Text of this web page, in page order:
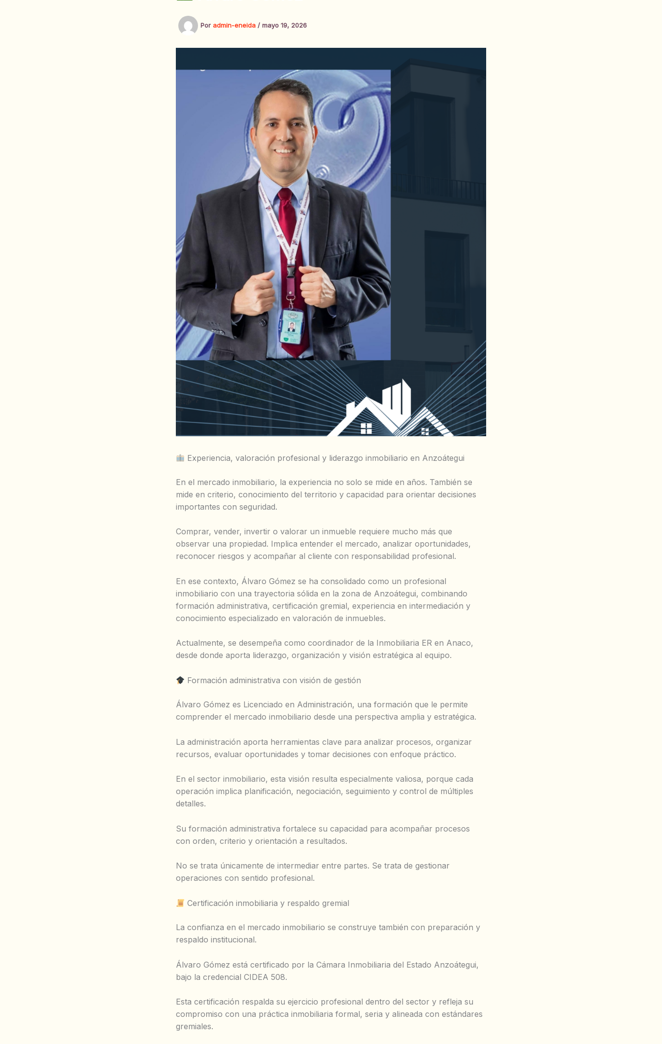
Por admin-eneida / mayo 19, 2026
Experiencia, valoración profesional y liderazgo inmobiliario en Anzoátegui
En el mercado inmobiliario, la experiencia no solo se mide en años. También se
mide en criterio, conocimiento del territorio y capacidad para orientar decisiones
importantes con seguridad.
Comprar, vender, invertir o valorar un inmueble requiere mucho más que
observar una propiedad. Implica entender el mercado, analizar oportunidades,
reconocer riesgos y acompañar al cliente con responsabilidad profesional.
En ese contexto, Álvaro Gómez se ha consolidado como un profesional
inmobiliario con una trayectoria sólida en la zona de Anzoátegui, combinando
formación administrativa, certificación gremial, experiencia en intermediación y
conocimiento especializado en valoración de inmuebles.
Actualmente, se desempeña como coordinador de la Inmobiliaria ER en Anaco,
desde donde aporta liderazgo, organización y visión estratégica al equipo.
Formación administrativa con visión de gestión
Álvaro Gómez es Licenciado en Administración, una formación que le permite
comprender el mercado inmobiliario desde una perspectiva amplia y estratégica.
La administración aporta herramientas clave para analizar procesos, organizar
recursos, evaluar oportunidades y tomar decisiones con enfoque práctico.
En el sector inmobiliario, esta visión resulta especialmente valiosa, porque cada
operación implica planificación, negociación, seguimiento y control de múltiples
detalles.
Su formación administrativa fortalece su capacidad para acompañar procesos
con orden, criterio y orientación a resultados.
No se trata únicamente de intermediar entre partes. Se trata de gestionar
operaciones con sentido profesional.
Certificación inmobiliaria y respaldo gremial
La confianza en el mercado inmobiliario se construye también con preparación y
respaldo institucional.
Álvaro Gómez está certificado por la Cámara Inmobiliaria del Estado Anzoátegui,
bajo la credencial CIDEA 508.
Esta certificación respalda su ejercicio profesional dentro del sector y refleja su
compromiso con una práctica inmobiliaria formal, seria y alineada con estándares
gremiales.